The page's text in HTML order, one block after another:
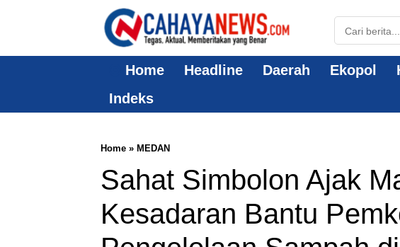
Home Headline Daerah Ekopol
Indeks
Home » MEDAN
Sahat Simbolon Ajak
Kesadaran Bantu